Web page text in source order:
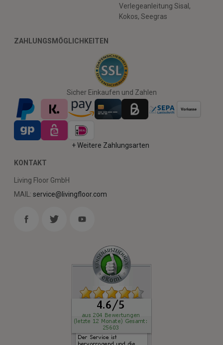
Verlegeanleitung Sisal,
Kokos, Seegras
ZAHLUNGSMÖGLICHKEITEN
Sicher Einkaufen und Zahlen
+ Weitere Zahlungsarten
KONTAKT
Living Floor GmbH
MAIL: service@livingfloor.com